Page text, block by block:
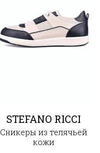
STEFANO RICCI
Сникеры из телячьей
кожи